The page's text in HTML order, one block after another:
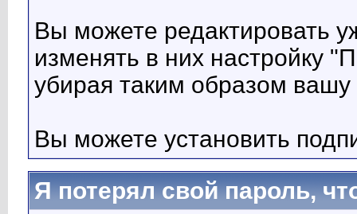
Вы можете редактировать
изменять в них настройку
убирая таким образом вашу
Вы можете установить
Я потерял свой пароль,